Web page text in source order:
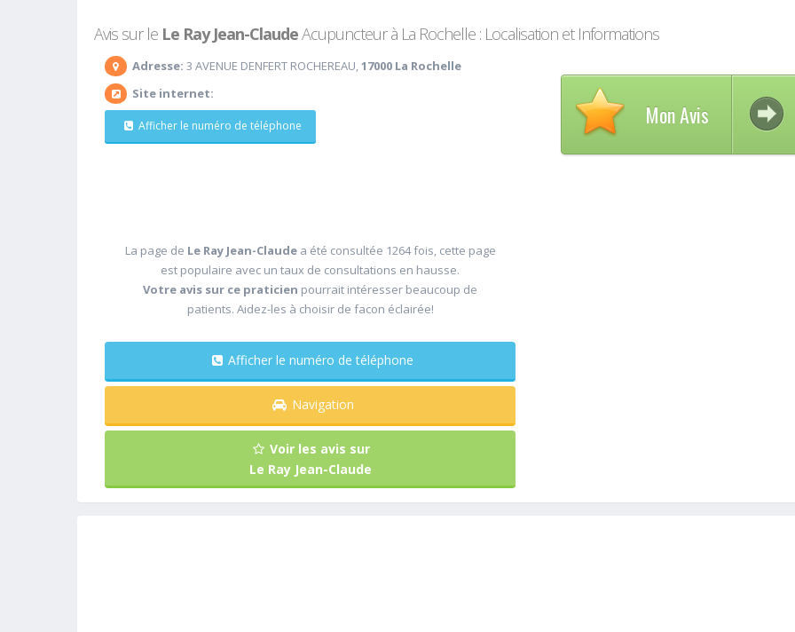
Avis sur le Le Ray Jean-ClaudeAcupuncteur à La Rochelle : Localisation et Informations
Adresse: 3 AVENUE DENFERT ROCHEREAU,17000 La Rochelle
Site internet:
Afficher le numéro de téléphone
La page de Le Ray Jean-Claude a été consultée 1264 fois, cette page
est populaire avec un taux de consultations en hausse.
Votre avis sur ce praticien pourrait intéresser beaucoup de
patients. Aidez-les à choisir de facon éclairée!
Afficher le numéro de téléphone
Navigation
Voir les avis sur
Le Ray Jean-Claude
Mon Avis